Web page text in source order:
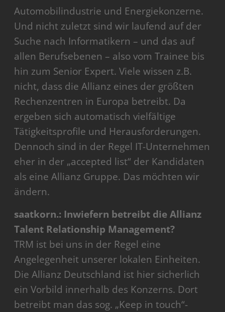
Automobilindustrie und Energiekonzerne.
Und nicht zuletzt sind wir laufend auf der
Suche nach Informatikern – und das auf
allen Berufsebenen – also vom Trainee bis
hin zum Senior Expert. Viele wissen z.B.
nicht, dass die Allianz eines der größten
Rechenzentren in Europa betreibt. Da
ergeben sich automatisch vielfältige
Tätigkeitsprofile und Herausforderungen.
Dennoch sind in der Regel IT-Unternehmen
eher in der „accepted list“ der Kandidaten
als eine Allianz Gruppe. Das möchten wir
ändern.
saatkorn.: Inwiefern betreibt die Allianz
Talent Relationship Management?
TRM ist bei uns in der Regel eine
Angelegenheit unserer lokalen Einheiten.
Die Allianz Deutschland ist hier sicherlich
ein Vorbild innerhalb des Konzerns. Dort
betreibt man das sog. „Keep in touch“-